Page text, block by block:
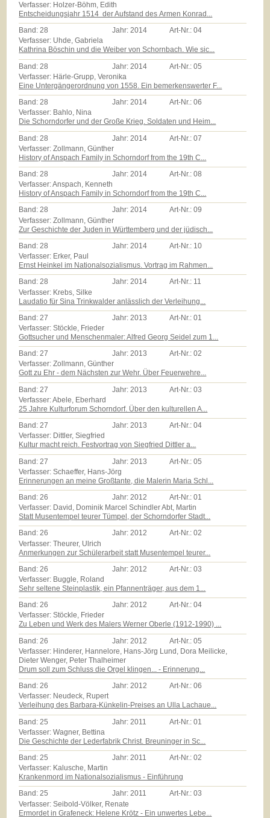
Verfasser: Holzer-Böhm, Edith
Entscheidungsjahr 1514  der Aufstand des Armen Konrad...
Band:28 Jahr:2014 Art-Nr.:04
Verfasser: Uhde, Gabriela
Kathrina Böschin und die Weiber von Schornbach. Wie sic...
Band: 28 Jahr: 2014 Art-Nr.:05
Verfasser: Härle-Grupp, Veronika
Eine Untergängerordnung von 1558. Ein bemerkenswerter F...
Band:28 Jahr:2014 Art-Nr.:06
Verfasser: Bahlo, Nina
Die Schorndorfer und der Große Krieg. Soldaten und Heim...
Band: 28 Jahr: 2014 Art-Nr.:07
Verfasser: Zollmann, Günther
History of Anspach Family in Schorndorf from the 19th C...
Band:28 Jahr:2014 Art-Nr.:08
Verfasser: Anspach, Kenneth
History of Anspach Family in Schorndorf from the 19th C...
Band:28 Jahr:2014 Art-Nr.:09
Verfasser: Zollmann, Günther
Zur Geschichte der Juden in Württemberg und der jüdisch...
Band:28 Jahr:2014 Art-Nr.: 10
Verfasser: Erker, Paul
Ernst Heinkel im Nationalsozialismus. Vortrag im Rahmen...
Band:28 Jahr:2014 Art-Nr.: 11
Verfasser: Krebs, Silke
Laudatio für Sina Trinkwalder anlässlich der Verleihung...
Band: 27 Jahr: 2013 Art-Nr.:01
Verfasser: Stöckle, Frieder
Gottsucher und Menschenmaler: Alfred Georg Seidel zum 1...
Band:27 Jahr:2013 Art-Nr.:02
Verfasser: Zollmann, Günther
Gott zu Ehr - dem Nächsten zur Wehr. Über Feuerwehre...
Band: 27 Jahr: 2013 Art-Nr.:03
Verfasser: Abele, Eberhard
25 Jahre Kulturforum Schorndorf. Über den kulturellen A...
Band:27 Jahr:2013 Art-Nr.:04
Verfasser: Dittler, Siegfried
Kultur macht reich. Festvortrag von Siegfried Dittler a...
Band: 27 Jahr: 2013 Art-Nr.:05
Verfasser: Schaeffer, Hans-Jörg
Erinnerungen an meine Großtante, die Malerin Maria Schl...
Band:26 Jahr:2012 Art-Nr.:01
Verfasser: David, Dominik Marcel Schindler Abt, Martin
Statt Musentempel teurer Tümpel, der Schorndorfer Stadt...
Band:26 Jahr:2012 Art-Nr.:02
Verfasser: Theurer, Ulrich
Anmerkungen zur Schülerarbeit statt Musentempel teurer...
Band:26 Jahr:2012 Art-Nr.:03
Verfasser: Buggle, Roland
Sehr seltene Steinplastik, ein Pfannenträger, aus dem 1...
Band:26 Jahr:2012 Art-Nr.:04
Verfasser: Stöckle, Frieder
Zu Leben und Werk des Malers Werner Oberle (1912-1990) ...
Band: 26 Jahr: 2012 Art-Nr.:05
Verfasser: Hinderer, Hannelore, Hans-Jörg Lund, Dora Meilicke,
Dieter Wenger, Peter Thalheimer
Drum soll zum Schluss die Orgel klingen... - Erinnerung...
Band:26 Jahr:2012 Art-Nr.:06
Verfasser: Neudeck, Rupert
Verleihung des Barbara-Künkelin-Preises an Ulla Lachaue...
Band: 25 Jahr: 2011 Art-Nr.:01
Verfasser: Wagner, Bettina
Die Geschichte der Lederfabrik Christ. Breuninger in Sc...
Band:25 Jahr:2011 Art-Nr.:02
Verfasser: Kalusche, Martin
Krankenmord im Nationalsozialismus - Einführung
Band:25 Jahr:2011 Art-Nr.:03
Verfasser: Seibold-Völker, Renate
Ermordet in Grafeneck: Helene Krötz - Ein unwertes Lebe...